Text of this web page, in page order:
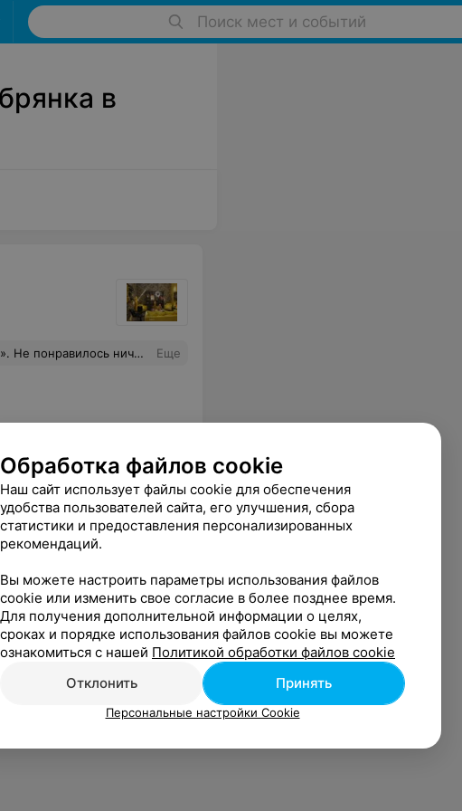
Поиск мест и событий
в
в конце очная встреча в дневное время в будний день.... оставлю без комментариев Еще
интересно
в м-р Сухарево в
в м-р Уручье в
в м-р Центр в
Обработка файлов cookie
Наш сайт использует файлы cookie для обеспечения
удобства пользователей сайта, его улучшения, сбора
статистики и предоставления персонализированных
рекомендаций.
Вы можете настроить параметры использования файлов
cookie или изменить свое согласие в более позднее время.
Для получения дополнительной информации о целях,
сроках и порядке использования файлов cookie вы можете
ознакомиться с нашей Политикой обработки файлов cookie
Отклонить
Принять
Персональные настройки Cookie